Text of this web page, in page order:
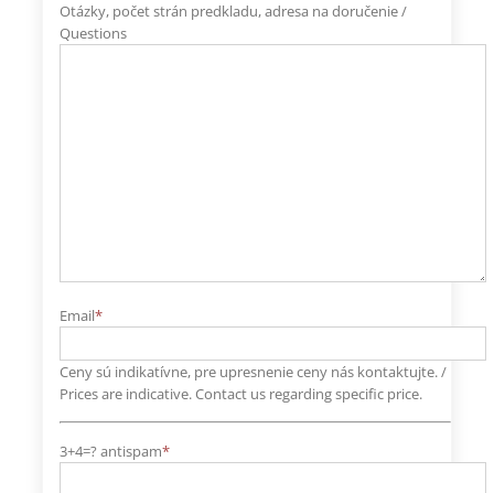
Otázky, počet strán predkladu, adresa na doručenie /
Questions
Email*
Ceny sú indikatívne, pre upresnenie ceny nás kontaktujte. /
Prices are indicative. Contact us regarding specific price.
3+4=? antispam*